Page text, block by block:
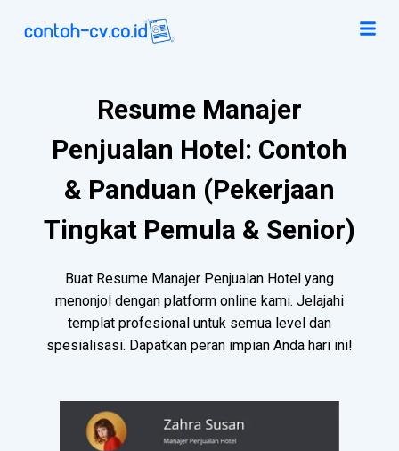
Resume Manajer
Penjualan Hotel: Contoh
& Panduan (Pekerjaan
Tingkat Pemula & Senior)
Buat Resume Manajer Penjualan Hotel yang
menonjol dengan platform online kami. Jelajahi
templat profesional untuk semua level dan
spesialisasi. Dapatkan peran impian Anda hari ini!